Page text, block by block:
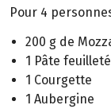
Pour 4
200 g de
1 Pâte
1 Courgette
1 Aubergine